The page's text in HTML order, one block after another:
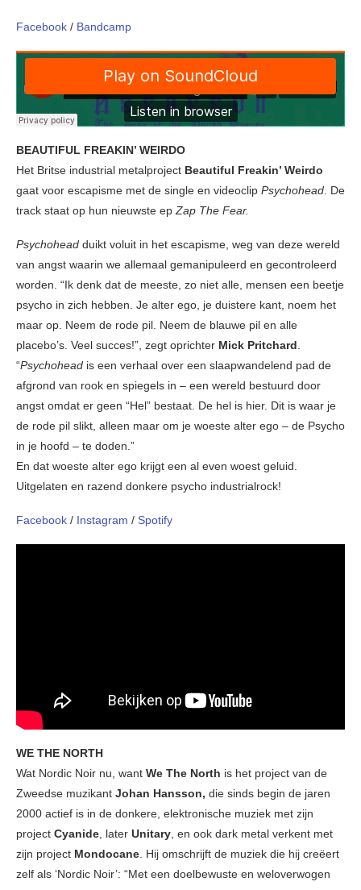
Facebook / Bandcamp
BEAUTIFUL FREAKIN’ WEIRDO
Het Britse industrial metalproject Beautiful Freakin’ Weirdo
gaat voor escapisme met de single en videoclip Psychohead. De
track staat op hun nieuwste epZap The Fear.
Psychohead duikt voluit in het escapisme, weg van deze wereld
van angst waarin we allemaal gemanipuleerd en gecontroleerd
worden. “Ik denk dat de meeste, zo niet alle, mensen een beetje
psycho in zich hebben. Je alter ego, je duistere kant, noem het
maar op. Neem de rode pil. Neem de blauwe pil en alle
placebo’s. Veel succes!”, zegt oprichter Mick Pritchard.
“Psychohead is een verhaal over een slaapwandelend pad de
afgrond van rook en spiegels in – een wereld bestuurd door
angst omdat er geen “Hel” bestaat. De hel is hier. Dit is waar je
de rode pil slikt, alleen maar om je woeste alter ego – de Psycho
in je hoofd – te doden.”
En dat woeste alter ego krijgt een al even woest geluid.
Uitgelaten en razend donkere psycho industrialrock!
Facebook / Instagram / Spotify
WE THE NORTH
Wat Nordic Noir nu, want We The North is het project van de
Zweedse muzikant Johan Hansson, die sinds begin de jaren
2000 actief is in de donkere, elektronische muziek met zijn
project Cyanide , later Unitary , en ook dark metal verkent met
zijn project Mondocane . Hij omschrijft de muziek die hij creëert
zelf als ‘Nordic Noir’: “Met een doelbewuste en weloverwogen